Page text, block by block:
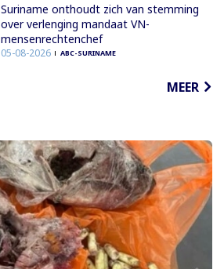
Suriname onthoudt zich van stemming
over verlenging mandaat VN-
mensenrechtenchef
05-08-2026 ABC-SURINAME
MEER